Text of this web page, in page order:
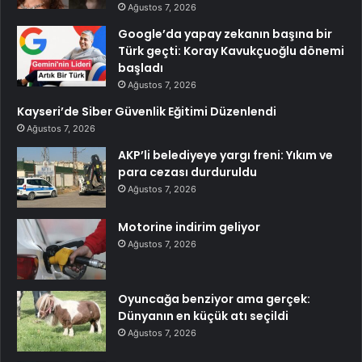
Ağustos 7, 2026
Google’da yapay zekanın başına bir
Türk geçti: Koray Kavukçuoğlu dönemi
başladı
Ağustos 7, 2026
Kayseri’de Siber Güvenlik Eğitimi Düzenlendi
Ağustos 7, 2026
AKP’li belediyeye yargı freni: Yıkım ve
para cezası durduruldu
Ağustos 7, 2026
Motorine indirim geliyor
Ağustos 7, 2026
Oyuncağa benziyor ama gerçek:
Dünyanın en küçük atı seçildi
Ağustos 7, 2026